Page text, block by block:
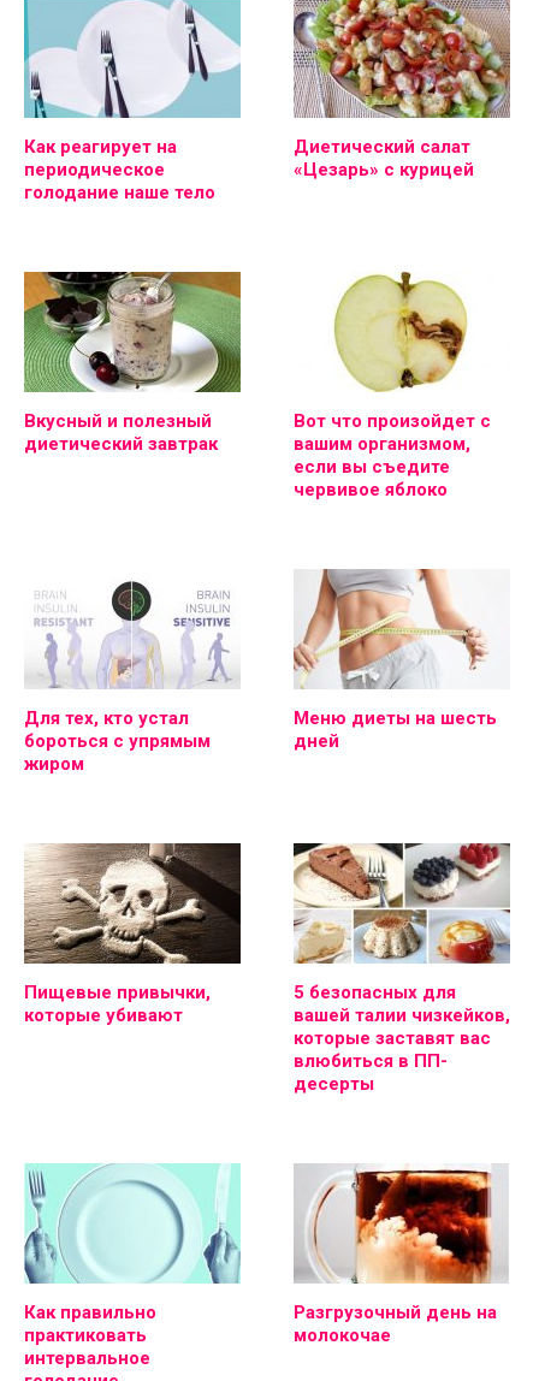
Как реагирует на
периодическое
голодание наше тело
Диетический салат
«Цезарь» с курицей
Вкусный и полезный
диетический завтрак
Вот что произойдет с
вашим организмом,
если вы съедите
червивое яблоко
Для тех, кто устал
бороться с упрямым
жиром
Меню диеты на шесть
дней
Пищевые привычки,
которые убивают
5 безопасных для
вашей талии чизкейков,
которые заставят вас
влюбиться в ПП-
десерты
Как правильно
практиковать
интервальное
Разгрузочный день на
молокочае